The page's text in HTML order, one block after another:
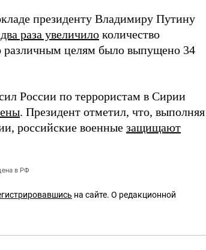
президенту Владимиру Путину
раза увеличило количество
различным целям было выпущено 34
России по террористам в Сирии
. Президент отметил, что, выполняя
российские военные защищают
в РФ
на сайте. О редакционной